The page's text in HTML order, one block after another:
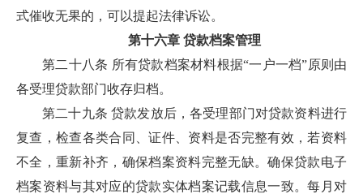
式催收无果的，可以提起法律诉讼。
第十六章 贷款档案管理
第二十八条 所有贷款档案材料根据“一户一档”原则由
各受理贷款部门收存归档。
第二十九条 贷款发放后，各受理部门对贷款资料进行
复查，检查各类合同、证件、资料是否完整有效，若资料
不全，重新补齐，确保档案资料完整无缺。确保贷款电子
档案资料与其对应的贷款实体档案记载信息一致。每月对